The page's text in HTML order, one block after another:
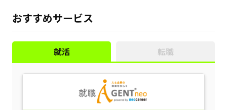
おすすめサービス
就活 転職